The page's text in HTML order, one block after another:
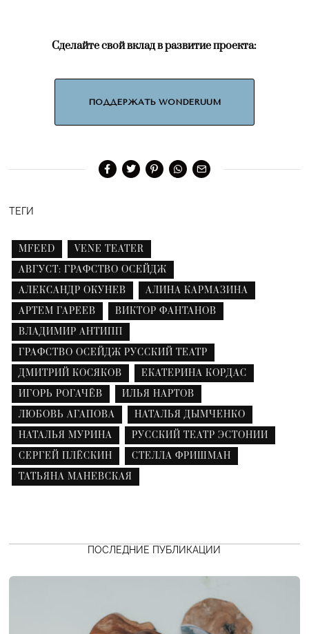
Сделайте свой вклад в развитие проекта:
ПОДДЕРЖАТЬ WONDERUUM
ТЕГИ
MFEED
VENE TEATER
АВГУСТ: ГРАФСТВО ОСЕЙДЖ
АЛЕКСАНДР ОКУНЕВ
АЛИНА КАРМАЗИНА
АРТЕМ ГАРЕЕВ
ВИКТОР ФАНТАНОВ
ВЛАДИМИР АНТИПП
ГРАФСТВО ОСЕЙДЖ РУССКИЙ ТЕАТР
ДМИТРИЙ КОСЯКОВ
ЕКАТЕРИНА КОРДАС
ИГОРЬ РОГАЧЁВ
ИЛЬЯ НАРТОВ
ЛЮБОВЬ АГАПОВА
НАТАЛЬЯ ДЫМЧЕНКО
НАТАЛЬЯ МУРИНА
РУССКИЙ ТЕАТР ЭСТОНИИ
СЕРГЕЙ ПЛЁСКИН
СТЕЛЛА ФРИШМАН
ТАТЬЯНА МАНЕВСКАЯ
ПОСЛЕДНИЕ ПУБЛИКАЦИИ